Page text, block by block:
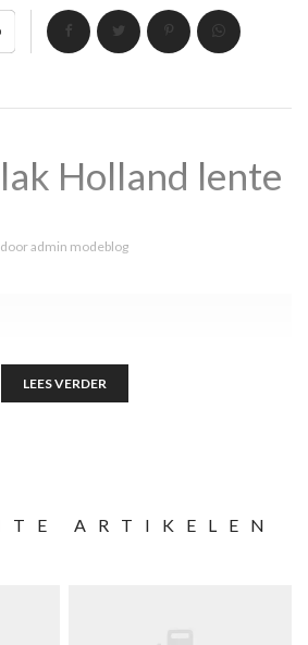
Holland lente
dooradmin modeblog
LEES VERDER
ARTIKELEN